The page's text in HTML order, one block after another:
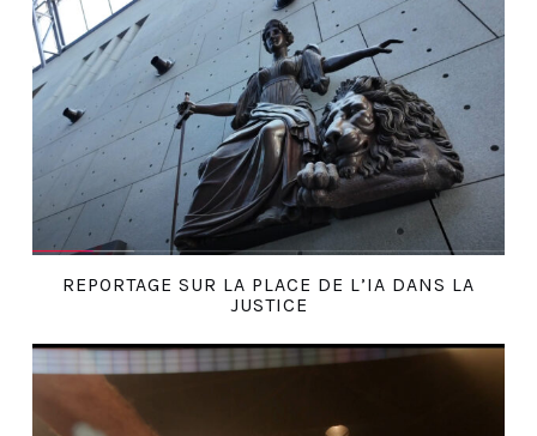
REPORTAGE SUR LA PLACE DE L’IA DANS LA
JUSTICE